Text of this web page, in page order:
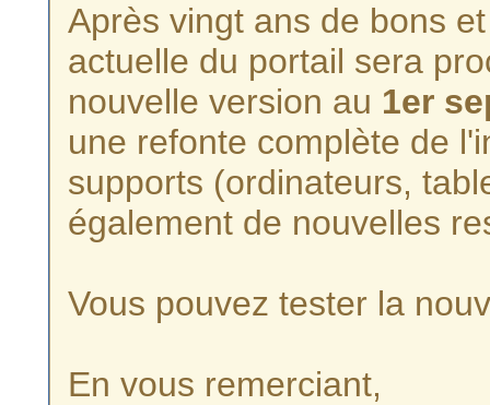
Après vingt ans de bons
actuelle du portail sera
nouvelle version au 1er
une refonte complète de
supports (ordinateurs,
également de nouvelles
Vous pouvez tester la
En vous remerciant,